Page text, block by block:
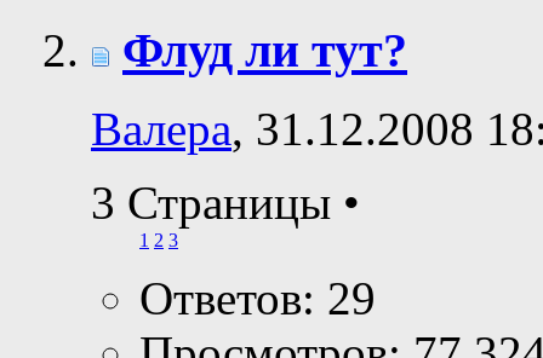
Флуд ли тут?
Валера, 31.12.2008
3 Страницы •
1 2 3
Ответов: 29